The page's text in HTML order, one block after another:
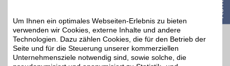
Um Ihnen ein optimales Webseiten-Erlebnis zu bieten
verwenden wir Cookies, externe Inhalte und andere
Technologien. Dazu zählen Cookies, die für den Betrieb der
Seite und für die Steuerung unserer kommerziellen
Unternehmensziele notwendig sind, sowie solche, die